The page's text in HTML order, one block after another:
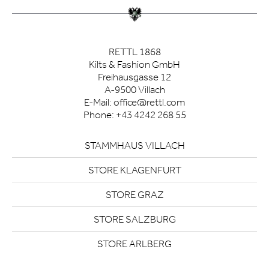
RETTL 1868
Kilts & Fashion GmbH
Freihausgasse 12
A-9500 Villach
E-Mail: office@rettl.com
Phone: +43 4242 268 55
STAMMHAUS VILLACH
STORE KLAGENFURT
STORE GRAZ
STORE SALZBURG
STORE ARLBERG